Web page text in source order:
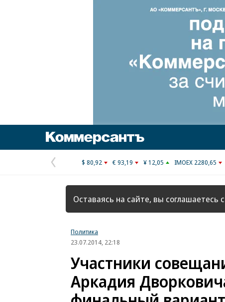
Предыдущая
страница
$ 80,92 € 93,19 ¥ 12,05 IMOEX 2280,65
Оставаясь на сайте, вы соглашаетесь с
Политика
23.07.2014, 22:18
Участники
Аркадия